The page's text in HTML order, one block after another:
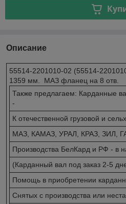
Описание
55514-2201010-02 (55514-
1359 мм. МАЗ фланец на 8 отв.
Также предлагаем: Карданные
-
К отечественной грузовой и
МАЗ, КАМАЗ, УРАЛ, КРАЗ, ЗИЛ,
Производства БелКард и РФ - в
(Карданный вал под заказ 2-5
Помощь в приобретении
Снятых с производства или